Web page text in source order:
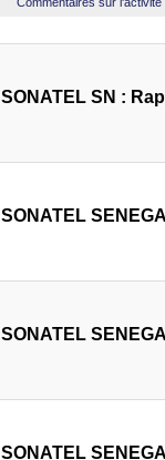
SONATEL SN :
SONATEL
SONATEL
SONATEL